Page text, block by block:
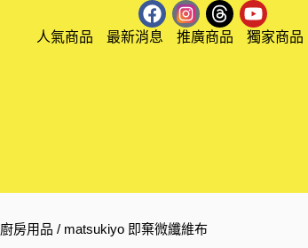
人氣商品 最新消息 推廣商品 獨家商品
廚房用品 / matsukiyo 即棄微纖維布